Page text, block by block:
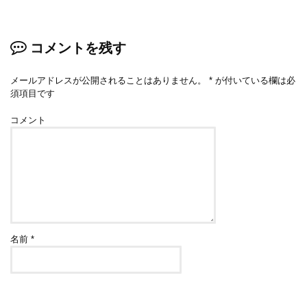
コメントを残す
メールアドレスが公開されることはありません。 * が付いている欄は必
須項目です
コメント
名前*